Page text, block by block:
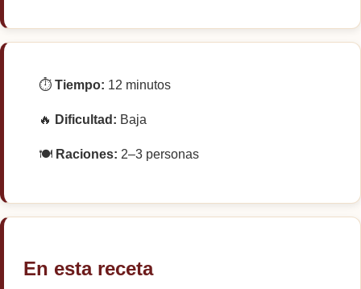
⏱️Tiempo: 12 minutos
🔥 Dificultad: Baja
🍽️ Raciones: 2–3 personas
En esta receta